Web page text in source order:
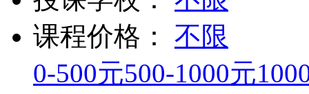
课程价格：
不限
0-500元500-1000元